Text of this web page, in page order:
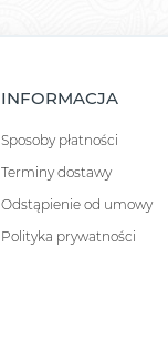
INFORMACJA
Sposoby płatności
Terminy dostawy
Odstąpienie od umowy
Polityka prywatności